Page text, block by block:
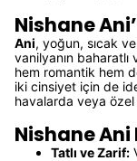
Nishane
Ani, yoğun, sıcak
vanilyanın
hem romantik hem
iki cinsiyet için de
havalarda veya
Nishane
Tatlı ve Zarif: